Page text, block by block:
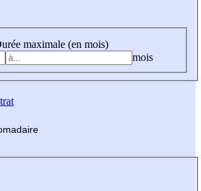
maximale (en mois)
mois
madaire